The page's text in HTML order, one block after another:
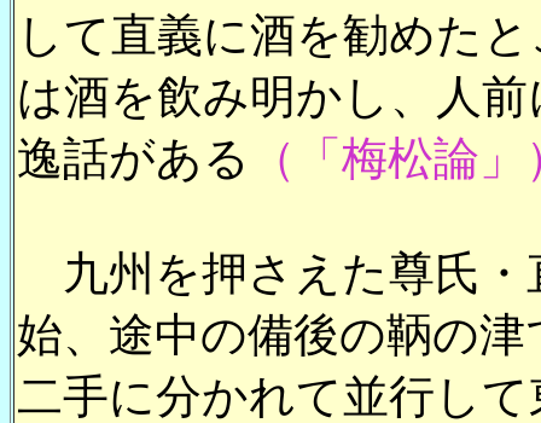
して直義に酒を勧めた
は酒を飲み明かし、人
逸話がある
（「梅松論」
九州を押さえた尊氏・
始、途中の備後の鞆の
二手に分かれて並行し